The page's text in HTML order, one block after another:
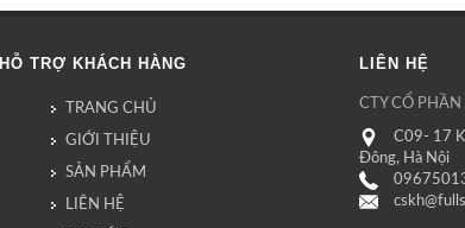
HỖ TRỢ KHÁCH HÀNG
TRANG CHỦ
GIỚI THIỆU
SẢN PHẨM
LIÊN HỆ
LIÊN HỆ
CTY CỔ
C09- 17
Đông, Hà Nội